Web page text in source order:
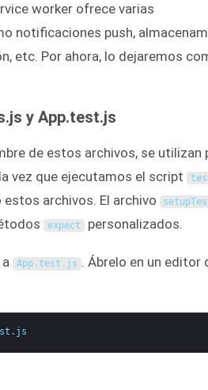
worker ofrece varias
notificaciones push,
etc. Por ahora, lo dejaremos
y App.test.js
de estos archivos, se utilizan
vez que ejecutamos el script
estos archivos. El archivo
expect personalizados.
App.test . js . Ábrelo en un editor
. js